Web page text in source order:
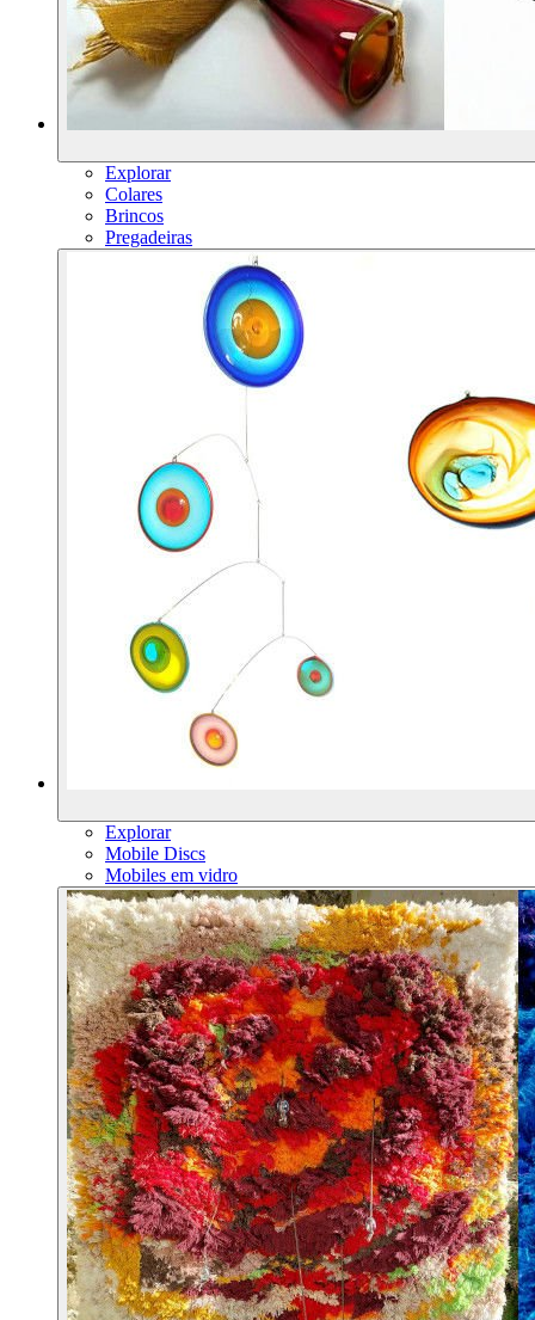
Explorar
Colares
Brincos
Pregadeiras
Explorar
Mobile Discs
Mobiles em vidro